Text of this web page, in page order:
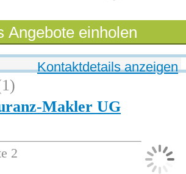
Angebote einholen
Makler UG
1
2
Kontaktdetails anzeigen